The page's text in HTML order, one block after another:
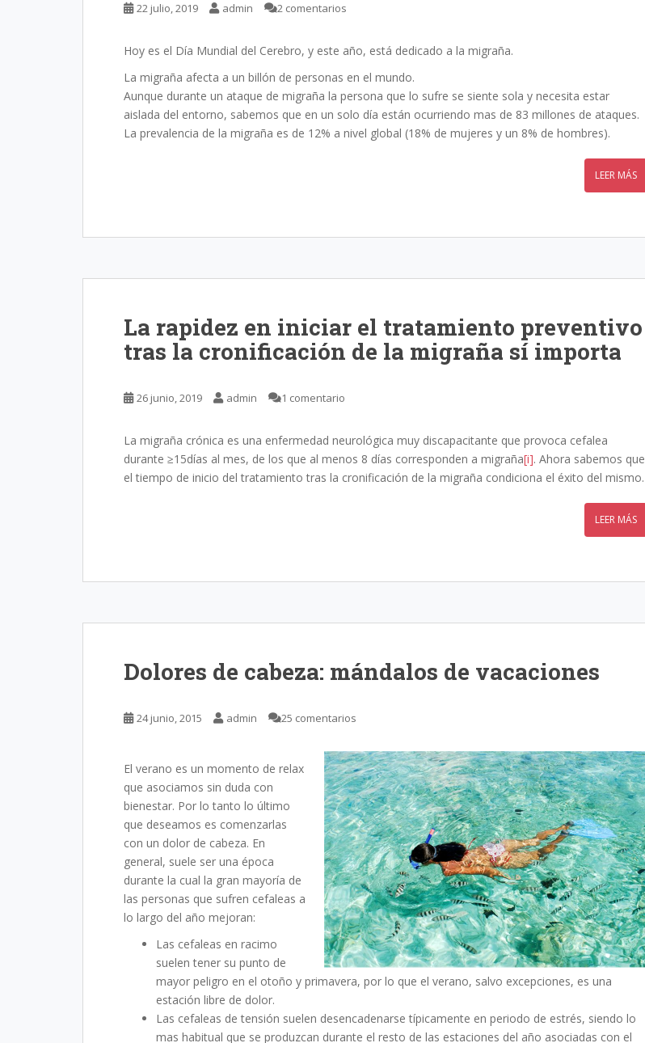
22 julio, 2019 admin 2 comentarios
Hoy es el Día Mundial del Cerebro, y este año, está dedicado a la migraña.
La migraña afecta a un billón de personas en el mundo.
Aunque durante un ataque de migraña la persona que lo sufre se siente sola y necesita estar
aislada del entorno, sabemos que en un solo día están ocurriendo mas de 83 millones de ataques.
La prevalencia de la migraña es de 12% a nivel global (18% de mujeres y un 8% de hombres).
LEER MÁS
La rapidez en iniciar el tratamiento preventivo
tras la cronificación de la migraña sí importa
26 junio, 2019 admin 1 comentario
La migraña crónica es una enfermedad neurológica muy discapacitante que provoca cefalea
durante ≥15días al mes, de los que al menos 8 días corresponden a migraña[i]. Ahora sabemos que
el tiempo de inicio del tratamiento tras la cronificación de la migraña condiciona el éxito del mismo.
LEER MÁS
Dolores de cabeza: mándalos de vacaciones
24 junio, 2015 admin 25 comentarios
El verano es un momento de relax
que asociamos sin duda con
bienestar. Por lo tanto lo último
que deseamos es comenzarlas
con un dolor de cabeza. En
general, suele ser una época
durante la cual la gran mayoría de
las personas que sufren cefaleas a
lo largo del año mejoran:
Las cefaleas en racimo
suelen tener su punto de
mayor peligro en el otoño y primavera, por lo que el verano, salvo excepciones, es una
estación libre de dolor.
Las cefaleas de tensión suelen desencadenarse típicamente en periodo de estrés, siendo lo
mas habitual que se produzcan durante el resto de las estaciones del año asociadas con el